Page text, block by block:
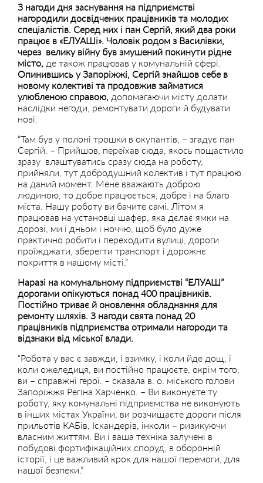
З нагоди дня заснування на підприємстві
нагородили досвідчених працівників та молодих
спеціалістів. Серед них і пан Сергій, який два роки
працює в «ЕЛУАШі». Чоловік родом з Василівки,
через велику війну був змушений покинути рідне
місто, де також працював у комунальній сфері.
Опинившись у Запоріжжі, Сергій знайшов себе в
новому колективі та продовжив займатися
улюбленою справою, допомагаючи місту долати
наслідки негоди, ремонтувати дороги й будувати
нові.
“Там був у полоні трошки в окупантів, – згадує пан
Сергій. – Прийшов, переїхав сюда, якось пощастило
зразу влаштуватись сразу сюда на роботу,
прийняли, тут добродушний колектив і тут працюю
на даний момент. Мене вважають доброю
людиною, то добре працюється, добре і на благо
міста. Нашу роботу ви бачите самі. Літом я
працював на установці шафер, яка дєлає ямки на
дорозі, ми і дньом і ноччю, щоб було дуже
практично робити і переходити вулиці, дороги
проїжджати, зберегти транспорт і дорожнє
покриття в нашому місті.”
Наразі на комунальному підприємстві “ЕЛУАШ”
дорогами опікуються понад 400 працівників.
Постійно триває й оновлення обладнання для
ремонту шляхів. З нагоди свята понад 20
працівників підприємства отримали нагороди та
відзнаки від міської влади.
“Робота у вас є завжди, і взимку, і коли йде дощ, і
коли ожеледиця, ви постійно працюєте, окрім того,
ви – справжні герої. – сказала в. о. міського голови
Запоріжжя Регіна Харченко. – Ви виконуєте ту
роботу, яку комунальні підприємства не виконують
в інших містах України, ви розчищаєте дороги після
прильотів КАБів, Іскандерів, інколи – ризикуючи
власним життям. Ви і ваша техніка залучені в
побудові фортифікаційних споруд, в оборонній
історії, і це важливий крок для нашої перемоги, для
нашої безпеки.”